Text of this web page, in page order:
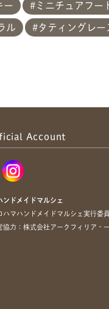
ー ミニチュアフー
ル タティングレー
Account
ンドメイドマルシェ
ハマハンドメイドマルシェ実行委
協力：株式会社アークフィリア・